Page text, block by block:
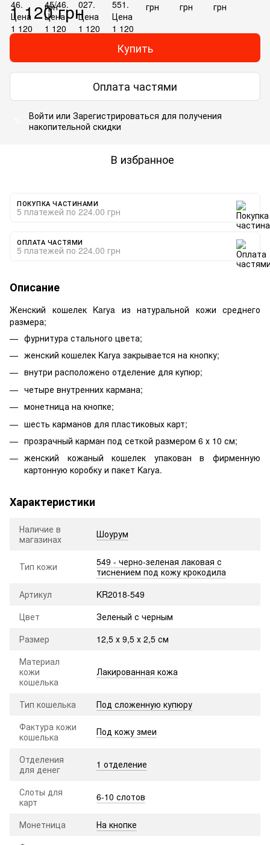
1 120 грн
Купить
Оплата частями
Войти или Зарегистрироваться для получения
накопительной скидки
В избранное
ПОКУПКА ЧАСТИНАМИ
5 платежей по 224.00 грн
ОПЛАТА ЧАСТЯМИ
5 платежей по 224.00 грн
Описание
Женский кошелек Karya из натуральной кожи среднего
размера;
фурнитура стального цвета;
женский кошелек Karya закрывается на кнопку;
внутри расположено отделение для купюр;
четыре внутренних кармана;
монетница на кнопке;
шесть карманов для пластиковых карт;
прозрачный карман под сеткой размером 6 х 10 см;
женский кожаный кошелек упакован в фирменную
картонную коробку и пакет Karya.
Характеристики
Наличие в
магазинах
Шоурум
Тип кожи
549 - черно-зеленая лаковая с
тиснением под кожу крокодила
Артикул
KR2018-549
Цвет
Зеленый с черным
Размер
12,5 х 9,5 х 2,5 см
Материал
кожи
кошелька
Лакированная кожа
Тип кошелька
Под сложенную купюру
Фактура кожи
кошелька
Под кожу змеи
Отделения
для денег
1 отделение
Слоты для
карт
6-10 слотов
Монетница
На кнопке